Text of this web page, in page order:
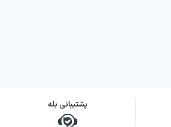
پشتیبانی بله